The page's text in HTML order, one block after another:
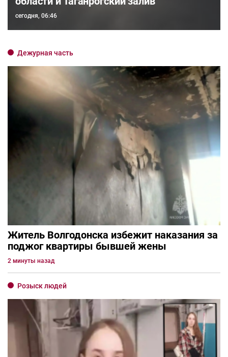
сегодня, 06:46
Дежурная часть
Житель Волгодонска избежит наказания за
поджог квартиры бывшей жены
2 минуты назад
Розыск людей